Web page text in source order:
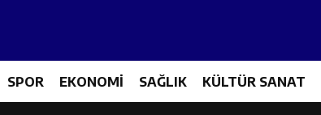
SPOR EKONOMİ SAĞLIK KÜLTÜR SANAT
Tan Üyelerle Buluştu